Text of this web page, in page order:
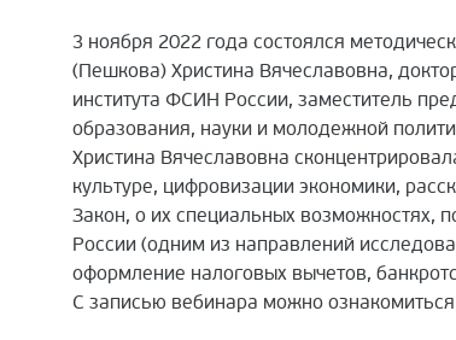
3 ноября 2022 года состоялся
(Пешкова) Христина Вячеславовна,
института ФСИН России, заместитель
образования, науки и молодежной
Христина Вячеславовна
культуре, цифровизации экономики,
Закон, о их специальных возможностях,
России (одним из направлений
оформление налоговых вычетов,
С записью вебинара можно